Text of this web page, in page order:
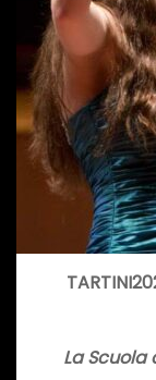
La Scuola